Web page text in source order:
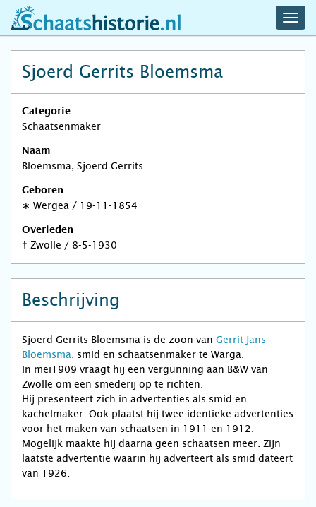
schaatshistorie.nl
Sjoerd Gerrits Bloemsma
Categorie
Schaatsenmaker
Naam
Bloemsma, Sjoerd Gerrits
Geboren
∗ Wergea / 19-11-1854
Overleden
† Zwolle / 8-5-1930
Beschrijving
Sjoerd Gerrits Bloemsma is de zoon van Gerrit Jans
Bloemsma, smid en schaatsenmaker te Warga.
In mei1909 vraagt hij een vergunning aan B&W van
Zwolle om een smederij op te richten.
Hij presenteert zich in advertenties als smid en
kachelmaker. Ook plaatst hij twee identieke advertenties
voor het maken van schaatsen in 1911 en 1912.
Mogelijk maakte hij daarna geen schaatsen meer. Zijn
laatste advertentie waarin hij adverteert als smid dateert
van 1926.